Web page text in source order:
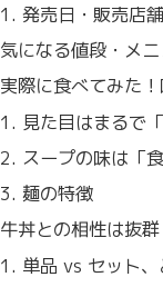
発売日・販売店
気になる値段・メ
実際に食べてみた
見た目はまるで
スープの味は「
麺の特徴
牛丼との相性は抜
単品 vs セット